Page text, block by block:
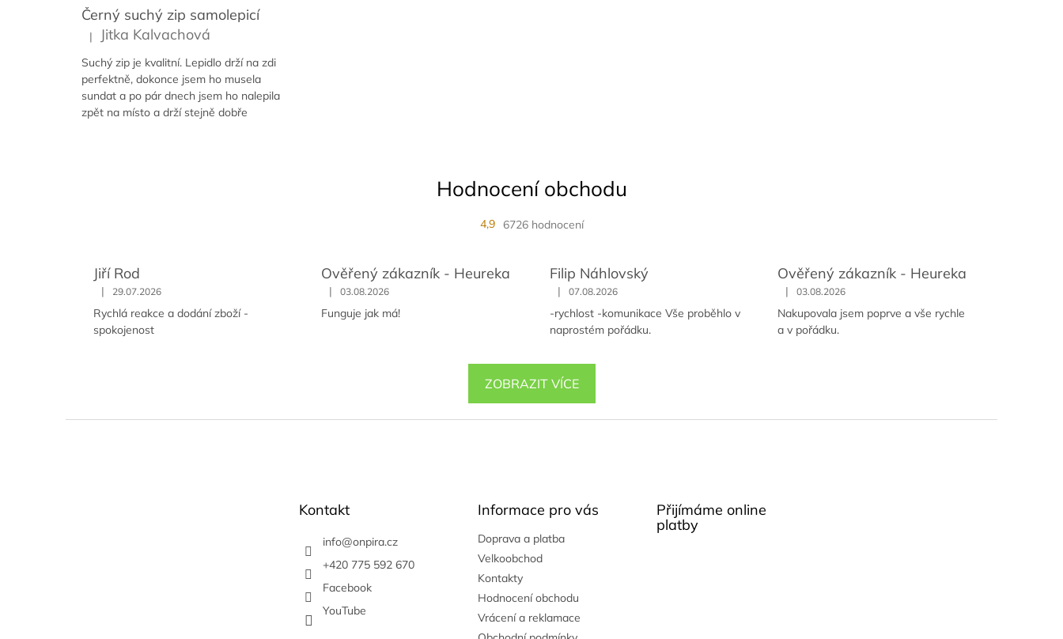
Černý suchý zip samolepicí
Hodnocení produktu je 5 z 5 hvězdiček.
| Jitka Kalvachová
Suchý zip je kvalitní. Lepidlo drží na zdi
perfektně, dokonce jsem ho musela
sundat a po pár dnech jsem ho nalepila
zpět na místo a drží stejně dobře
Hodnocení obchodu
4,9 6726 hodnocení
Jiří Rod
| 29.07.2026
Rychlá reakce a dodání zboží -
spokojenost
Ověřený zákazník - Heureka
| 03.08.2026
Funguje jak má!
Filip Náhlovský
| 07.08.2026
-rychlost -komunikace Vše proběhlo v
naprostém pořádku.
Ověřený zákazník - Heureka
| 03.08.2026
Nakupovala jsem poprve a vše rychle
a v pořádku.
ZOBRAZIT VÍCE
Kontakt
info@onpira.cz
+420 775 592 670
Facebook
YouTube
Informace pro vás
Doprava a platba
Velkoobchod
Kontakty
Hodnocení obchodu
Vrácení a reklamace
Přijímáme online
platby